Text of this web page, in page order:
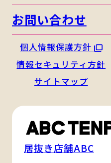
お問い合わせ
個人情報保護方針
情報セキュリティ方針
サイトマップ
居抜き店舗ABC